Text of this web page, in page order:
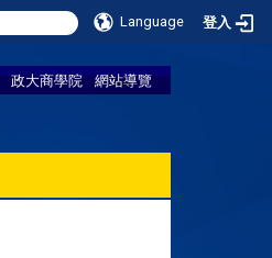
Language 登入
政大商學院 網站導覽